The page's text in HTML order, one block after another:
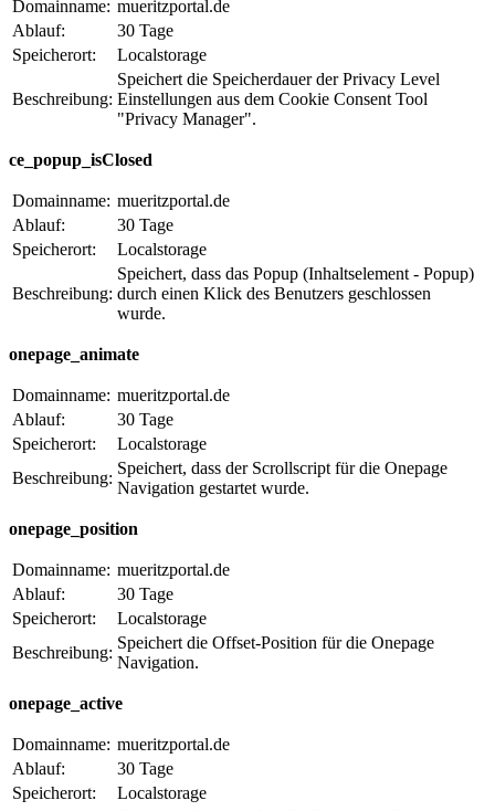
Domainname: mueritzportal.de
Ablauf:
30 Tage
Speicherort:
Localstorage
Beschreibung:
Speichert die Speicherdauer der Privacy Level
Einstellungen aus dem Cookie Consent Tool
"Privacy Manager".
ce_popup_isClosed
Domainname: mueritzportal.de
Ablauf:
30 Tage
Speicherort:
Localstorage
Beschreibung:
Speichert, dass das Popup (Inhaltselement - Popup)
durch einen Klick des Benutzers geschlossen
wurde.
onepage_animate
Domainname: mueritzportal.de
Ablauf:
30 Tage
Speicherort:
Localstorage
Beschreibung:
Speichert, dass der Scrollscript für die Onepage
Navigation gestartet wurde.
onepage_position
Domainname: mueritzportal.de
Ablauf:
30 Tage
Speicherort:
Localstorage
Beschreibung:
Speichert die Offset-Position für die Onepage
Navigation.
onepage_active
Domainname: mueritzportal.de
Ablauf:
30 Tage
Speicherort:
Localstorage